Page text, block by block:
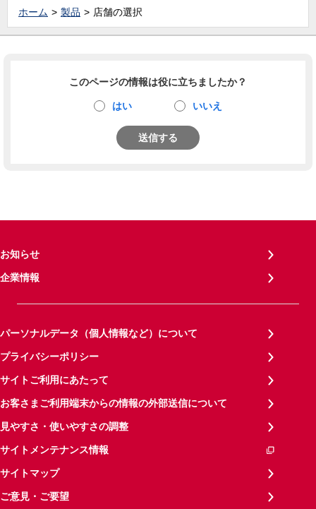
ホーム 製品 店舗の選択
このページの情報は役に立ちましたか？
はい いいえ
送信する
お知らせ
企業情報
パーソナルデータ（個人情報など）について
プライバシーポリシー
サイトご利用にあたって
お客さまご利用端末からの情報の外部送信について
見やすさ・使いやすさの調整
サイトメンテナンス情報
サイトマップ
ご意見・ご要望